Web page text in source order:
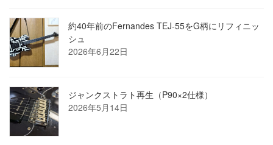
約40年前のFernandes TEJ-55をG柄にリフィニッ
シュ
2026年6月22日
ジャンクストラト再生（P90×2仕様）
2026年5月14日